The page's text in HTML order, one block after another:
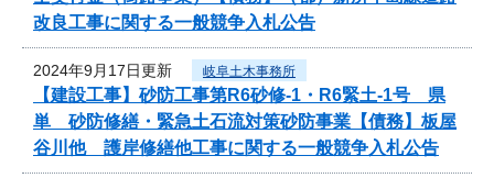
改良工事に関する一般競争入札公告
2024年9月17日更新 岐阜土木事務所
【建設工事】砂防工事第R6砂修-1・R6緊土-1号 県
単 砂防修繕・緊急土石流対策砂防事業【債務】板屋
谷川他 護岸修繕他工事に関する一般競争入札公告